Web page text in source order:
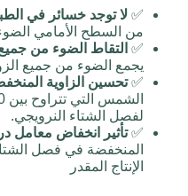
✅ لا توجد خسائر في
من السطح الأمامي
✅ التقاط الضوء من
يجمع الضوء من جميع
✅تحسين الزاوية
لفصل الشتاء النرويجي.
✅تأثير انخفاض معامل
الإنتاج المقدر